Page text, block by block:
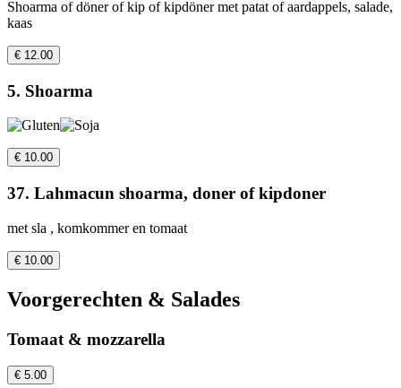
Shoarma of döner of kip of kipdöner met patat of aardappels, salade,
kaas
€ 12.00
5. Shoarma
€ 10.00
37. Lahmacun shoarma, doner of kipdoner
met sla , komkommer en tomaat
€ 10.00
Voorgerechten & Salades
Tomaat & mozzarella
€ 5.00